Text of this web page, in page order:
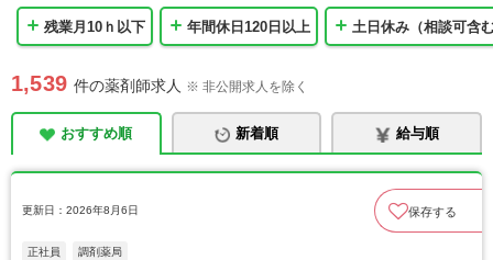
残業月10ｈ以下 年間休日120日以上 土日休み（相談可含
1,539 件の薬剤師求人 ※ 非公開求人を除く
おすすめ順 新着順 給与順
更新日：2026年8月6日 保存する
正社員 調剤薬局